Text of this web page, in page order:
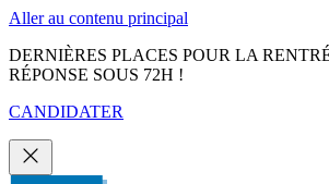
Aller au contenu principal
DERNIÈRES PLACES POUR LA
RÉPONSE SOUS 72H !
CANDIDATER